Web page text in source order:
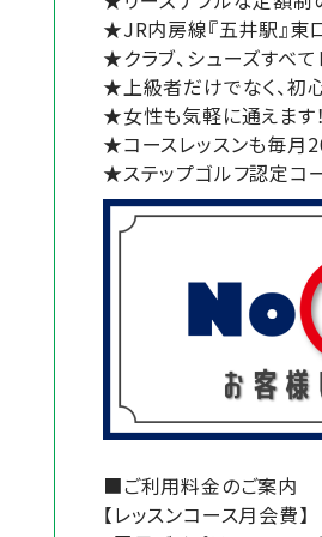
★JR内房線『五井駅』東
★クラブ、シューズすべて
★上級者だけでなく、初
★女性も気軽に通えます
★コースレッスンも毎月
★ステップゴルフ認定コ
■ご利用料金のご案内
【レッスンコース月会費】